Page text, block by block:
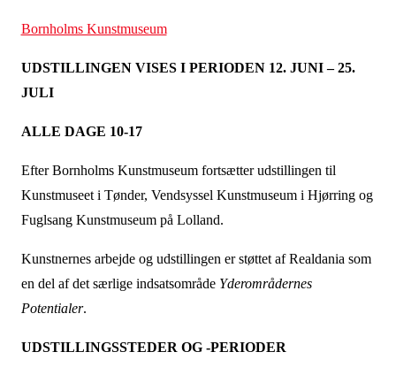
Bornholms Kunstmuseum
UDSTILLINGEN VISES I PERIODEN 12. JUNI – 25.
JULI
ALLE DAGE 10-17
Efter Bornholms Kunstmuseum fortsætter udstillingen til
Kunstmuseet i Tønder, Vendsyssel Kunstmuseum i Hjørring og
Fuglsang Kunstmuseum på Lolland.
Kunstnernes arbejde og udstillingen er støttet af Realdania som
en del af det særlige indsatsområde Yderområdernes
Potentialer.
UDSTILLINGSSTEDER OG -PERIODER